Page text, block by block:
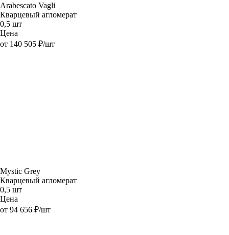
Arabescato Vagli
Кварцевый агломерат
0,5 шт
Цена
от 140 505 ₽/шт
Mystic Grey
Кварцевый агломерат
0,5 шт
Цена
от 94 656 ₽/шт